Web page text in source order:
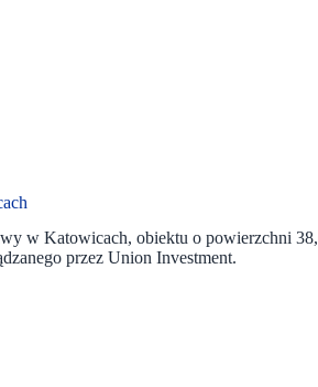
w Katowicach, obiektu o powierzchni
przez Union Investment.